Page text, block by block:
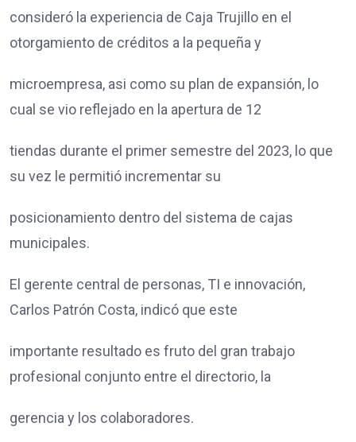
consideró la experiencia de Caja Trujillo en el
otorgamiento de créditos a la pequeña y
microempresa, asi como su plan de expansión, lo
cual se vio reflejado en la apertura de 12
tiendas durante el primer semestre del 2023, lo que
su vez le permitió incrementar su
posicionamiento dentro del sistema de cajas
municipales.
El gerente central de personas, TI e innovación,
Carlos Patrón Costa, indicó que este
importante resultado es fruto del gran trabajo
profesional conjunto entre el directorio, la
gerencia y los colaboradores.